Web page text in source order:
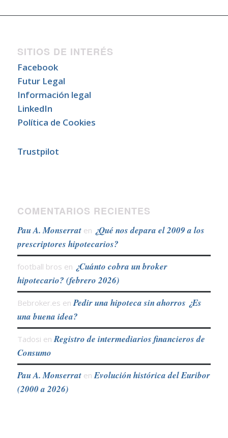
SITIOS DE INTERÉS
Facebook
Futur Legal
Información legal
LinkedIn
Política de Cookies
Trustpilot
COMENTARIOS RECIENTES
Pau A. Monserraten ¿Qué nos depara el 2009 a los
prescriptores hipotecarios?
football bros en ¿Cuánto cobra un broker
hipotecario? (febrero 2026)
Bebroker.es en Pedir una hipoteca sin ahorros ¿Es
una buena idea?
Tadosi en Registro de intermediarios financieros de
Consumo
Pau A. Monserraten Evolución histórica del Euribor
(2000 a 2026)